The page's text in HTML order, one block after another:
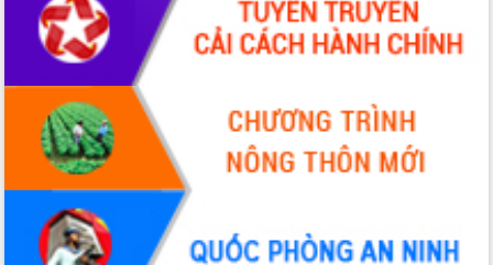
sản sống” trong dòng chảy toàn cầu
Xây dựng nông thôn mới: Nâng cao đời
sống người dân từ những mô hình thiết
thực
Quyết liệt tháo gỡ vướng mắc, đẩy
nhanh tiến độ các dự án trọng điểm
trong Khu kinh tế Nam Phú Yên
Hòn Yến phát triển du lịch gắn với bảo
tồn biển
Lấy ý kiến điều chỉnh Quy hoạch tỉnh
Đắk Lắk thời kỳ 2021-2030, tầm nhìn